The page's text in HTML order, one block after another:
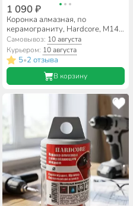
1 090 ₽
Коронка алмазная, по
керамограниту, Hardcore, М14,
диаметр 40 мм, для УШМ,
155040
Самовывоз: 10 августа
Курьером: 10 августа
5•2 отзыва
В корзину